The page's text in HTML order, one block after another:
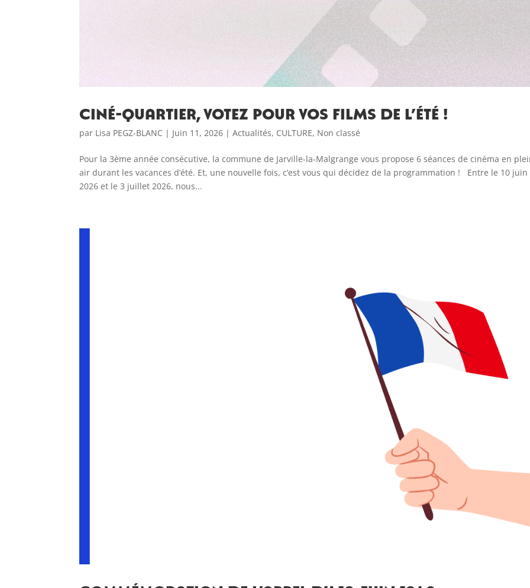
Ciné-quartier, votez pour vos films de l’été !
par Lisa PEGZ-BLANC | Juin 11, 2026 |Actualités, CULTURE, Non classé
Pour la 3ème année consécutive, la commune de Jarville-la-Malgrange vous propose 6 séances de cinéma en
air durant les vacances d’été. Et, une nouvelle fois, c’est vous qui décidez de la programmation ! Entre le 10 juin
2026 et le 3 juillet 2026, nous...